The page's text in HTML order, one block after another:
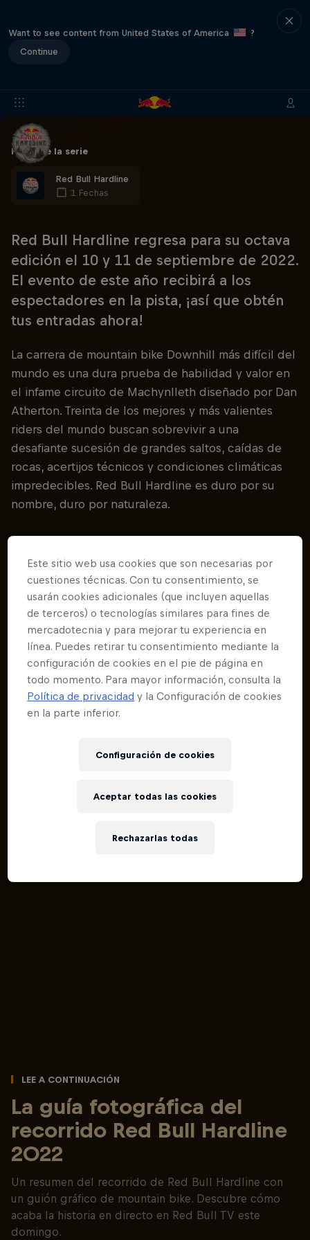
Want to see content from United States of America
?
Continue
Parte de la serie
Red Bull Hardline
1 Fechas
Red Bull Hardline regresa para su octava
edición el 10 y 11 de septiembre de 2022.
El evento de este año recibirá a los
espectadores en la pista, ¡así que obtén
tus entradas ahora!
La carrera de mountain bike Downhill más difícil del
mundo es una dura prueba de habilidad y valor en
el infame circuito de Machynlleth diseñado por Dan
Atherton. Treinta de los mejores y más valientes
riders del mundo buscan sobrevivir a una
desafiante sucesión de grandes saltos, caídas de
rocas, acertijos técnicos y condiciones climáticas
impredecibles. Red Bull Hardline es duro por su
nombre, duro por naturaleza.
Follow along
Lee a continuación
La guía fotográfica del
recorrido Red Bull Hardline
2022
Un resumen del recorrido de Red Bull Hardline con
un guión gráfico de mountain bike. Descubre cómo
acaba la historia en directo en Red Bull TV este
domingo.
Este sitio web usa cookies que son necesarias por
cuestiones técnicas. Con tu consentimiento, se
usarán cookies adicionales (que incluyen aquellas
de terceros) o tecnologías similares para fines de
mercadotecnia y para mejorar tu experiencia en
línea. Puedes retirar tu consentimiento mediante la
configuración de cookies en el pie de página en
todo momento. Para mayor información, consulta la
Política de privacidad y la Configuración de cookies
en la parte inferior.
Configuración de cookies
Rechazarlas todas
Aceptar todas las cookies